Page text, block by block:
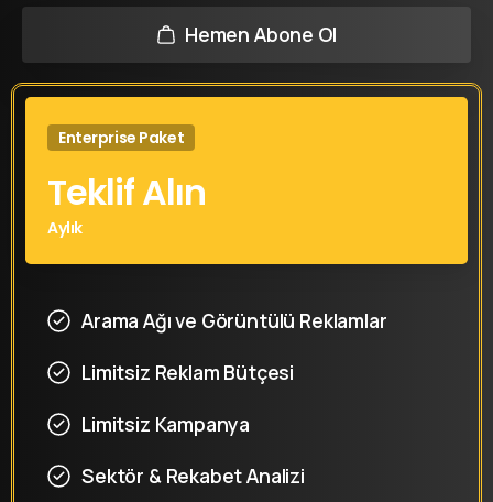
Hemen Abone Ol
Enterprise Paket
Teklif Alın
Aylık
Arama Ağı ve Görüntülü Reklamlar​
Limitsiz Reklam Bütçesi
Limitsiz Kampanya
Sektör & Rekabet Analizi